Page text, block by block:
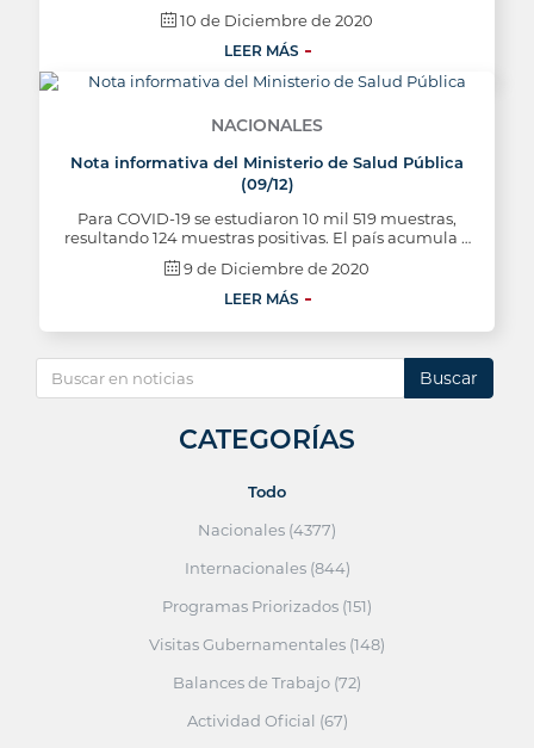
10 de Diciembre de 2020
LEER MÁS
NACIONALES
Nota informativa del Ministerio de Salud Pública
(09/12)
Para COVID-19 se estudiaron 10 mil 519 muestras,
resultando 124 muestras positivas. El país acumula …
9 de Diciembre de 2020
LEER MÁS
Buscar
CATEGORÍAS
Todo
Nacionales (4377)
Internacionales (844)
Programas Priorizados (151)
Visitas Gubernamentales (148)
Balances de Trabajo (72)
Actividad Oficial (67)